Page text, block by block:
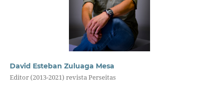
David Esteban Zuluaga Mesa
Editor (2013-2021) revista Perseitas